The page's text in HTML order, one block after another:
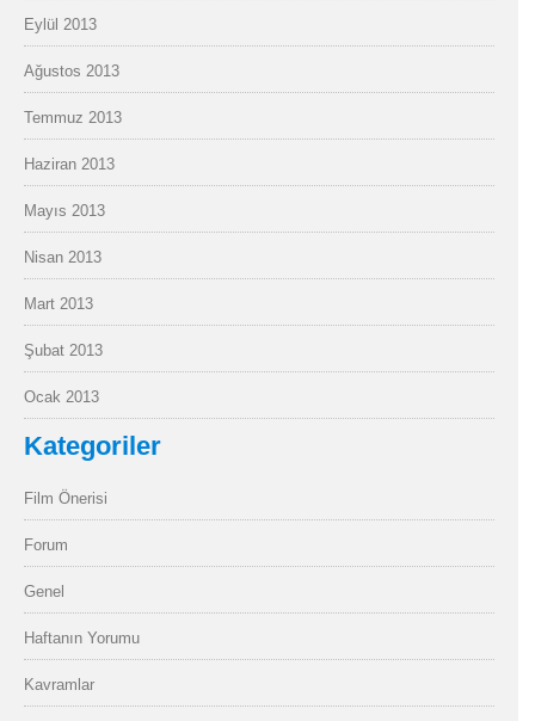
Eylül 2013
Ağustos 2013
Temmuz 2013
Haziran 2013
Mayıs 2013
Nisan 2013
Mart 2013
Şubat 2013
Ocak 2013
Kategoriler
Film Önerisi
Forum
Genel
Haftanın Yorumu
Kavramlar